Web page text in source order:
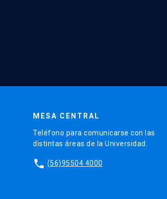
MESA CENTRAL
Teléfono para comunicarse con las
distintas áreas de la Universidad.
phone (56)95504 4000